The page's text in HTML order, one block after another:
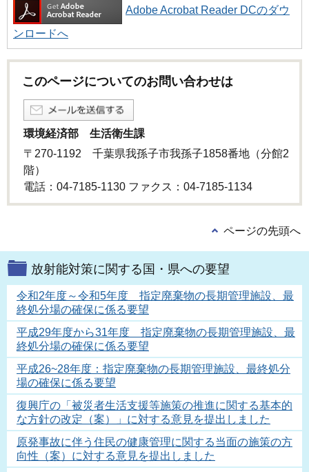
Adobe Acrobat Reader DCのダウ
ンロードへ
このページについてのお問い合わせは
環境経済部 生活衛生課
〒270-1192 千葉県我孫子市我孫子1858番地（分館2
階）
電話：04-7185-1130 ファクス：04-7185-1134
ページの先頭へ
放射能対策に関する国・県への要望
令和2年度～令和5年度 指定廃棄物の長期管理施設、最
終処分場の確保に係る要望
平成29年度から31年度 指定廃棄物の長期管理施設、最
終処分場の確保に係る要望
平成26~28年度：指定廃棄物の長期管理施設、最終処分
場の確保に係る要望
復興庁の「被災者生活支援等施策の推進に関する基本的
な方針の改定（案）」に対する意見を提出しました
原発事故に伴う住民の健康管理に関する当面の施策の方
向性（案）に対する意見を提出しました